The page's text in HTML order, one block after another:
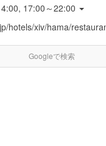
17:00～22:00
hotels/xiv/hama/
Googleで検索